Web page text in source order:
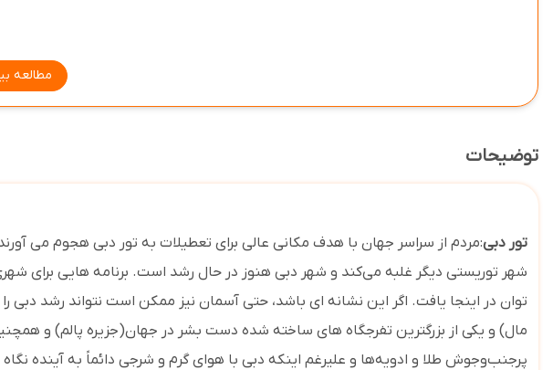
مطالعه
توضیحات
تور دبی:مردم از سراسر جهان با هدف مکانی عالی برای تعطیلات به تور دبی هجوم می
شهر توریستی دیگر غلبه می‌کند و شهر دبی هنوز در حال رشد است. برنامه هایی برای
توان در اینجا یافت. اگر این نشانه ای باشد، حتی آسمان نیز ممکن است نتواند رشد دبی
مال) و یکی از بزرگترین تفرجگاه های ساخته شده دست بشر در جهان(جزیره پالم) و
پرجنب‌وجوش طلا و ادویه‌ها و علیرغم اینکه دبی با هوای گرم و شرجی دائماً به آینده